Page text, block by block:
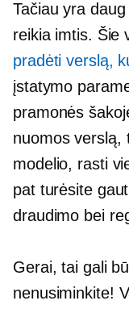
Tačiau yra
reikia imtis. Šie
pradėti verslą,
įstatymo
pramonės
nuomos verslą,
modelio, rasti
pat turėsite
draudimo bei
Gerai, tai gali
nenusiminkite!